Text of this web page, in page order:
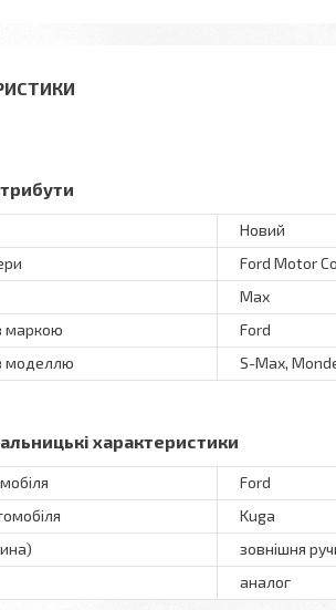
Новий
Ford Motor
Max
маркою
Ford
моделлю
S-Max,
характеристики
Ford
Kuga
зовнішня
аналог